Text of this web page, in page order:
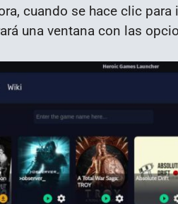
cuando se hace clic
una ventana con las